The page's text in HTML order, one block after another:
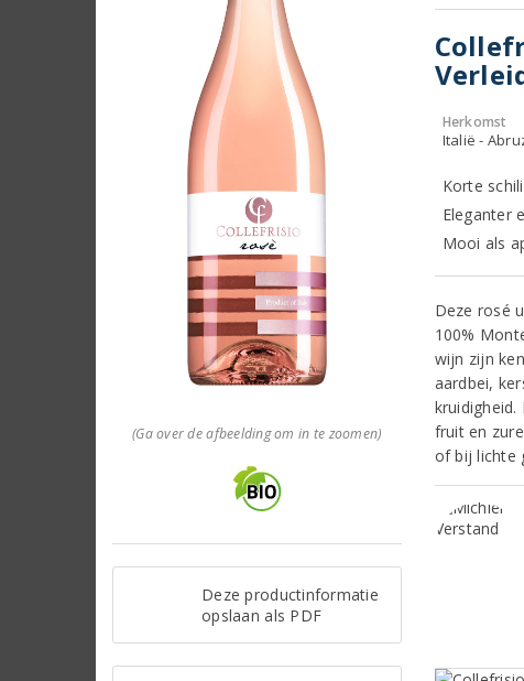
(Ga over de afbeelding om in te zoomen)
Deze productinformatie
opslaan als PDF
Herkomst
Italië -
Korte
Eleganter
Mooi als
Deze rosé
100%
wijn zijn
aardbei,
fruit en
of bij lichte